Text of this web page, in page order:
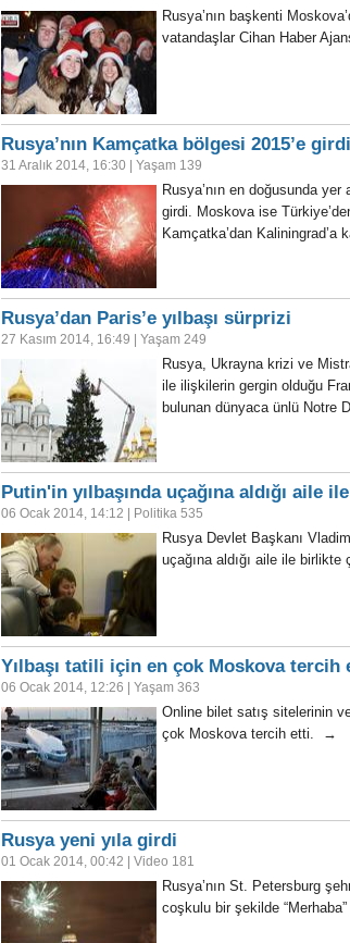
Rusya’nın başkenti
vatandaşlar Cihan Haber
Rusya’nın Kamçatka bölgesi 2015’e girdi
31 Aralık 2014, 16:30 Yaşam 139
Rusya’nın en doğusunda
girdi. Moskova ise
Kamçatka’dan
Rusya’dan Paris’e yılbaşı sürprizi
27 Kasım 2014, 16:49 Yaşam 249
Rusya, Ukrayna krizi ve
ile ilişkilerin gergin olduğu
bulunan dünyaca ünlü Notre
Putin'in yılbaşında uçağına aldığı aile
06 Ocak 2014, 14:12 Politika 535
Rusya Devlet Başkanı
uçağına aldığı aile ile
Yılbaşı tatili için en çok Moskova tercih
06 Ocak 2014, 12:26 Yaşam 363
Online bilet satış sitelerinin
çok Moskova tercih etti. →
Rusya yeni yıla girdi
01 Ocak 2014, 00:42 Video 181
Rusya’nın St. Petersburg
coşkulu bir şekilde